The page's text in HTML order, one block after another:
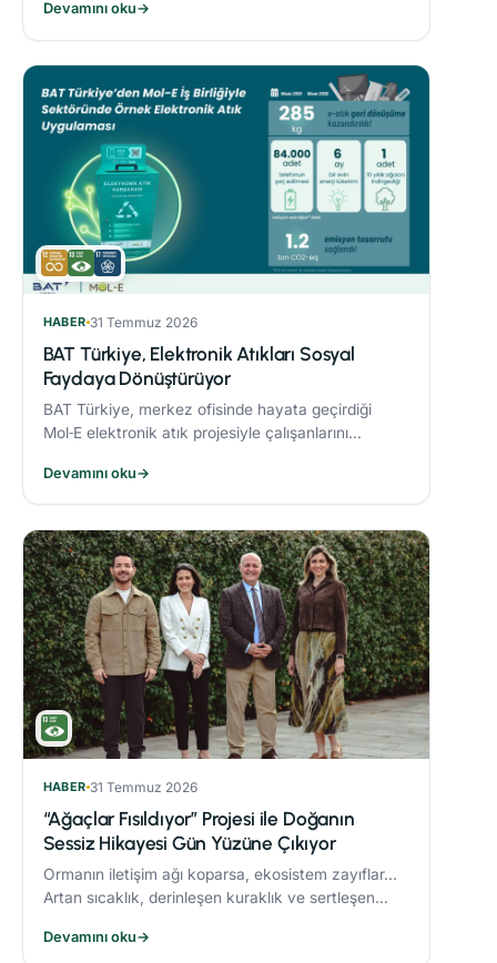
sonucunda %21’lik azaltım sağladı.
Devamını oku→
HABER 31 Temmuz 2026
BAT Türkiye, Elektronik Atıkları Sosyal
Faydaya Dönüştürüyor
BAT Türkiye, merkez ofisinde hayata geçirdiği
Mol‑E elektronik atık projesiyle çalışanlarını
Devamını oku→
HABER 31 Temmuz 2026
“Ağaçlar Fısıldıyor” Projesi ile Doğanın
Sessiz Hikayesi Gün Yüzüne Çıkıyor
Ormanın iletişim ağı koparsa, ekosistem zayıflar...
Artan sıcaklık, derinleşen kuraklık ve sertleşen
getiriyor.
Devamını oku→